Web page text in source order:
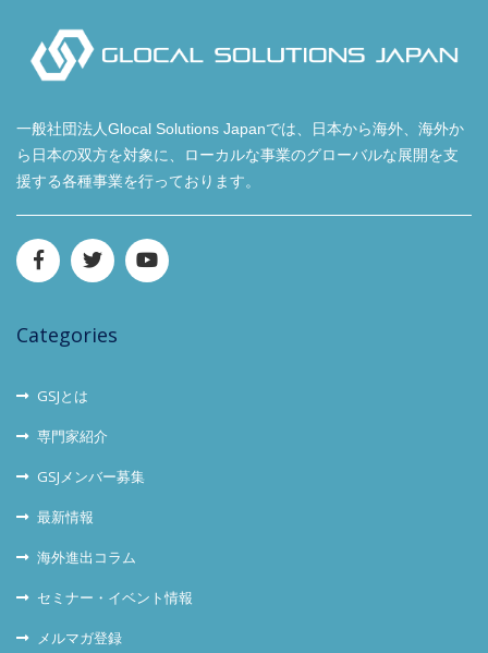
一般社団法人Glocal Solutions Japanでは、日本から海外、海外か
ら日本の双方を対象に、ローカルな事業のグローバルな展開を支
援する各種事業を行っております。
Categories
GSJとは
専門家紹介
GSJメンバー募集
最新情報
海外進出コラム
セミナー・イベント情報
メルマガ登録